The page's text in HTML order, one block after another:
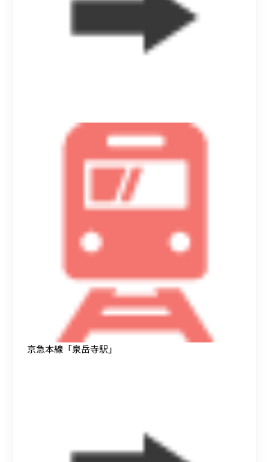
京急本線「泉岳寺駅」